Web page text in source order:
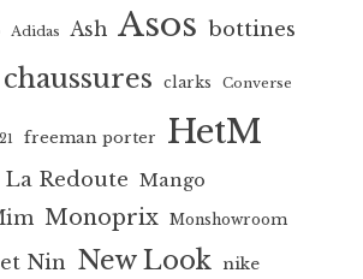
Adidas Ash Asos bottines
chaussures clarks Converse
freeman porter HetM
La Redoute Mango
Monoprix Monshowroom
Nin New Look nike